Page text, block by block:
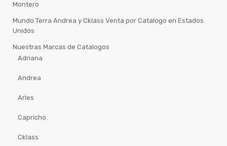
Montero
Mundo Terra Andrea y Cklass Venta por Catalogo en Estados
Unidos
Nuestras Marcas de Catalogos
Adriana
Andrea
Arles
Capricho
Cklass